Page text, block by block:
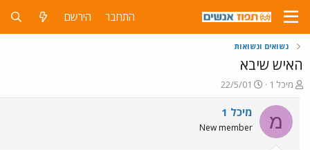
התחבר הירשם
נשואים ונשואות
האיש שיבא
פ
ו
ת
ח
ה
מיכל 1
פ
ו
ר
ם
22/5/01
מ מיכל 1
New member